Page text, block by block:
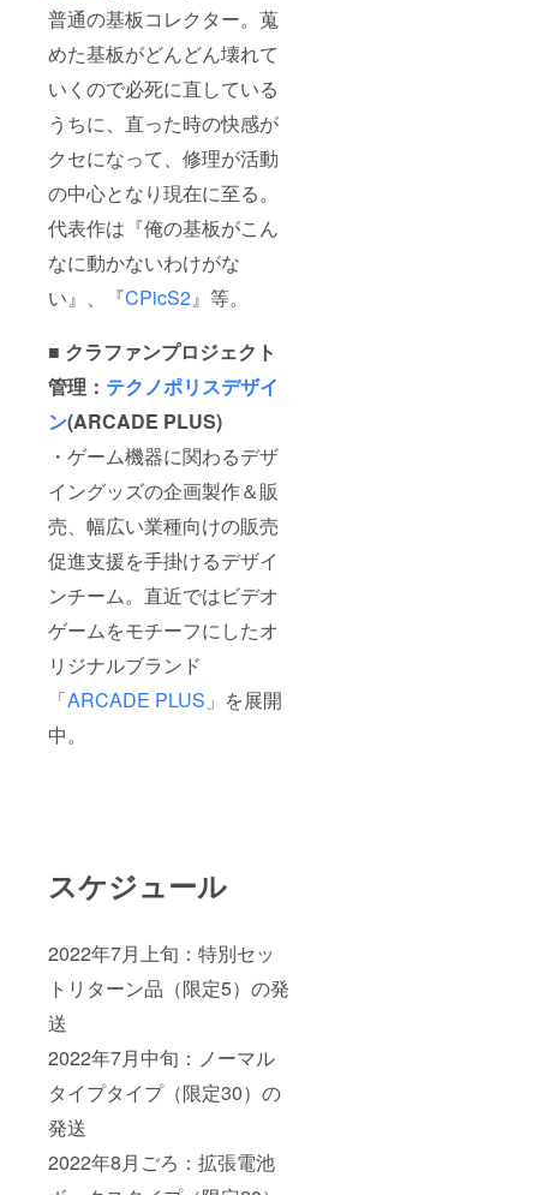
普通の基板コレクター。蒐
めた基板がどんどん壊れて
いくので必死に直している
うちに、直った時の快感が
クセになって、修理が活動
の中心となり現在に至る。
代表作は『俺の基板がこん
なに動かないわけがな
い』、『CPicS2』等。
■ クラファンプロジェクト
管理： テクノポリスデザイ
ン(ARCADE PLUS)
・ゲーム機器に関わるデザ
イングッズの企画製作＆販
売、幅広い業種向けの販売
促進支援を手掛けるデザイ
ンチーム。直近ではビデオ
ゲームをモチーフにしたオ
リジナルブランド
「ARCADE PLUS 」を展開
中。
スケジュール
2022年7月上旬：特別セッ
トリターン品（限定5）の発
送
2022年7月中旬：ノーマル
タイプタイプ（限定30）の
発送
2022年8月ごろ：拡張電池